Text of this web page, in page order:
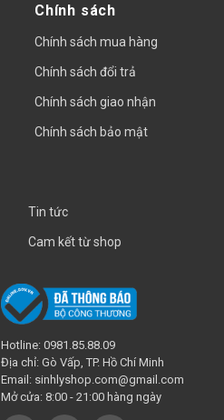
Chính sách
Chính sách mua hàng
Chính sách đổi trả
Chính sách giao nhận
Chính sách bảo mật
Tin tức
Cam kết từ shop
Hotline: 0981.85.88.09
Địa chỉ: Gò Vấp, TP. Hồ Chí Minh
Email: sinhlyshop.com@gmail.com
Mở cửa: 8:00 - 21:00 hàng ngày